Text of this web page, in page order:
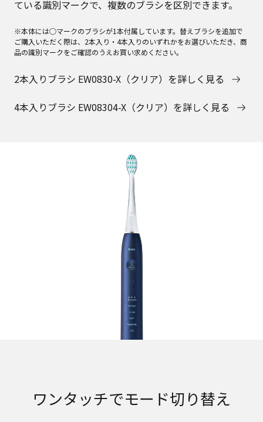
ている識別マークで、複数のブラシを区別できます。
※本体には○マークのブラシが1本付属しています。替えブラシを追加で
ご購入いただく際は、2本入り・4本入りのいずれかをお選びいただき、商
品の識別マークをご確認のうえお買い求めください。
2本入りブラシ EW0830-X（クリア）を詳しく見る
4本入りブラシ EW08304-X（クリア）を詳しく見る
ワンタッチでモード切り替え